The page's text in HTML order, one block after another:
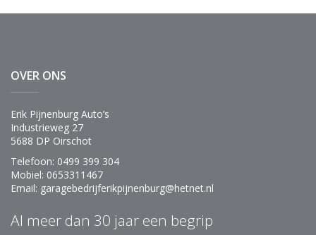
OVER ONS
Erik Pijnenburg Auto’s
Industrieweg 27
5688 DP Oirschot
Telefoon: 0499 399 304
Mobiel: 0653311467
Email: garagebedrijferikpijnenburg@hetnet.nl
Al meer dan 30 jaar een begrip